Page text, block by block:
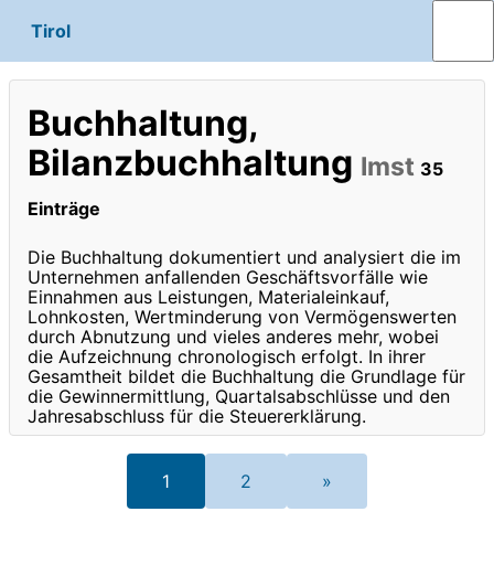
Tirol
Buchhaltung,
Bilanzbuchhaltung Imst 35
Einträge
Die Buchhaltung dokumentiert und analysiert die im
Unternehmen anfallenden Geschäftsvorfälle wie
Einnahmen aus Leistungen, Materialeinkauf,
Lohnkosten, Wertminderung von Vermögenswerten
durch Abnutzung und vieles anderes mehr, wobei
die Aufzeichnung chronologisch erfolgt. In ihrer
Gesamtheit bildet die Buchhaltung die Grundlage für
die Gewinnermittlung, Quartalsabschlüsse und den
Jahresabschluss für die Steuererklärung.
1 2 »